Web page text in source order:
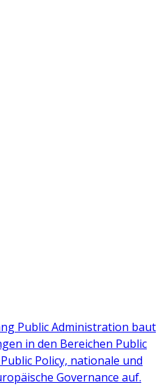
Public Administration baut
in den Bereichen Public
Policy, nationale und
Governance auf.